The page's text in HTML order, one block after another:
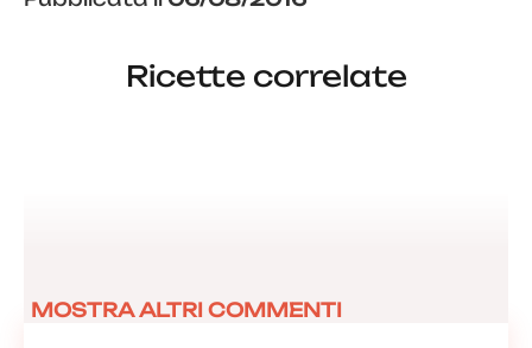
Ricette correlate
MOSTRA ALTRI COMMENTI